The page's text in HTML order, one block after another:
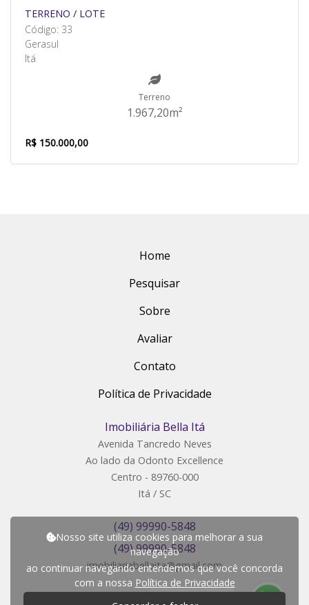
TERRENO / LOTE
Código: 33
Gerasul
Itá
Terreno
1.967,20m²
R$ 150.000,00
Nosso site utiliza cookies para melhorar a sua
navegação
ao continuar navegando entendemos que você concorda
com a nossa Política de Privacidade
Home
Pesquisar
Sobre
Avaliar
Contato
Política de Privacidade
Imobiliária Bella Itá
Avenida Tancredo Neves
Ao lado da Odonto Excellence
Centro - 89760-000
Itá / SC
(49) 99990-5848
(49) 99990-5848
imobiliariabellaita@gmail.com
ci a